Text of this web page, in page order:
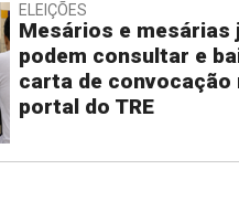
ELEIÇÕES
Mesários e mesárias
podem consultar e
carta de convocação
portal do TRE